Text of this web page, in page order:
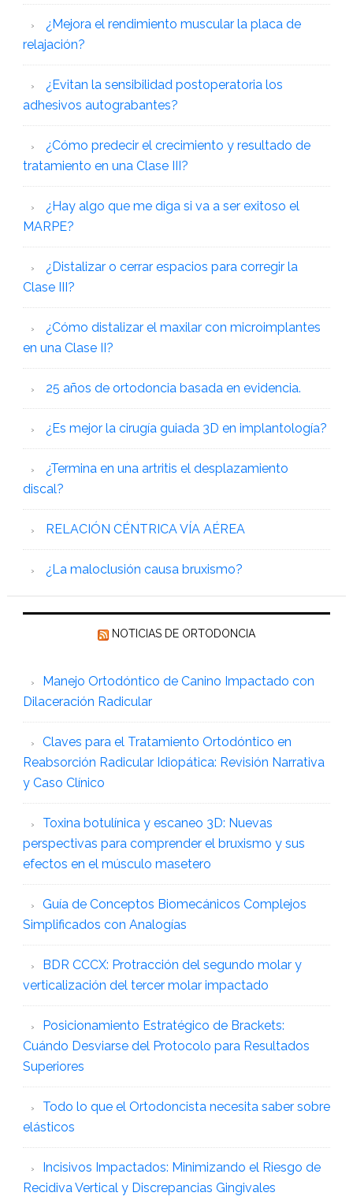
¿Mejora el rendimiento muscular la placa de
relajación?
¿Evitan la sensibilidad postoperatoria los
adhesivos autograbantes?
¿Cómo predecir el crecimiento y resultado de
tratamiento en una Clase III?
¿Hay algo que me diga si va a ser exitoso el
MARPE?
¿Distalizar o cerrar espacios para corregir la
Clase III?
¿Cómo distalizar el maxilar con microimplantes
en una Clase II?
25 años de ortodoncia basada en evidencia.
¿Es mejor la cirugía guiada 3D en implantología?
¿Termina en una artritis el desplazamiento
discal?
RELACIÓN CÉNTRICA VÍA AÉREA
¿La maloclusión causa bruxismo?
NOTICIAS DE ORTODONCIA
Manejo Ortodóntico de Canino Impactado con
Dilaceración Radicular
Claves para el Tratamiento Ortodóntico en
Reabsorción Radicular Idiopática: Revisión Narrativa
y Caso Clínico
Toxina botulínica y escaneo 3D: Nuevas
perspectivas para comprender el bruxismo y sus
efectos en el músculo masetero
Guía de Conceptos Biomecánicos Complejos
Simplificados con Analogías
BDR CCCX: Protracción del segundo molar y
verticalización del tercer molar impactado
Posicionamiento Estratégico de Brackets:
Cuándo Desviarse del Protocolo para Resultados
Superiores
Todo lo que el Ortodoncista necesita saber sobre
elásticos
Incisivos Impactados: Minimizando el Riesgo de
Recidiva Vertical y Discrepancias Gingivales